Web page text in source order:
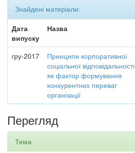
Знайдені матеріали:
Дата
випуску
Назва
гру-2017
Принципи корпоративної
соціальної відповідальності
як фактор формування
конкурентних переваг
організації
Перегляд
Тема